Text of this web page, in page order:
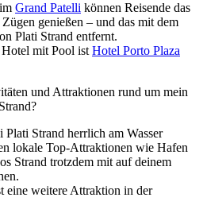
Grand Patelli können Reisende das
genießen – und das mit dem
Plati Strand entfernt.
mit Pool istHotel Porto Plaza
und Attraktionen rund um mein
Strand herrlich am Wasser
lokale Top-Attraktionen wie Hafen
Strand trotzdem mit auf deinem
eine weitere Attraktion in der